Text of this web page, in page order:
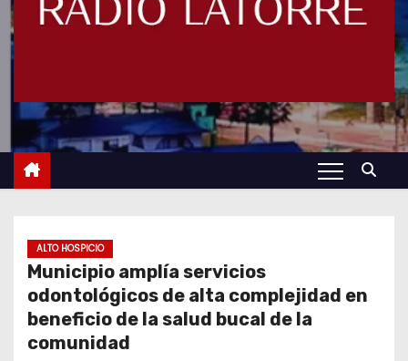
ALTO HOSPICIO
Municipio amplía servicios
odontológicos de alta complejidad en
beneficio de la salud bucal de la
comunidad